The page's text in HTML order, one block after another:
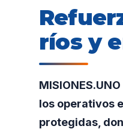
ríos y
los operativos
protegidas,